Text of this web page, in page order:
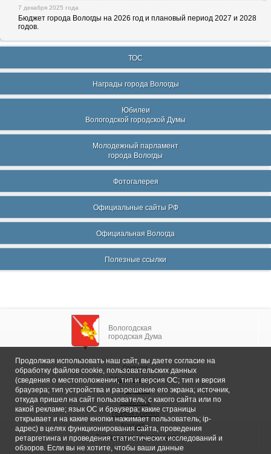
7 декабря 2025 года
Бюджет города Вологды на 2026 год и плановый период 2027 и 2028
годов.
ТОС
Награды города Вологды
Юбилеи
Вологодской городской Думы
Молодежный парламент
города Вологды
Фотогалерея
Официальные сайты РФ
Официальная Вологда
Полезные ссылки
Вологодская
городская Дума
Главная
Общие сведения
Депутаты
Комитеты
График приема
Контакты
Депутатские объединения
Продолжая использовать наш сайт, вы даете согласие на
обработку файлов cookie, пользовательских данных
(сведения о местоположении; тип и версия ОС; тип и версия
браузера; тип устройства и разрешение его экрана; источник,
откуда пришел на сайт пользователь; с какого сайта или по
какой рекламе; язык ОС и браузера; какие страницы
открывает и на какие кнопки нажимает пользователь; ip-
адрес) в целях функционирования сайта, проведения
ретаргетинга и проведения статистических исследований и
обзоров. Если вы не хотите, чтобы ваши данные